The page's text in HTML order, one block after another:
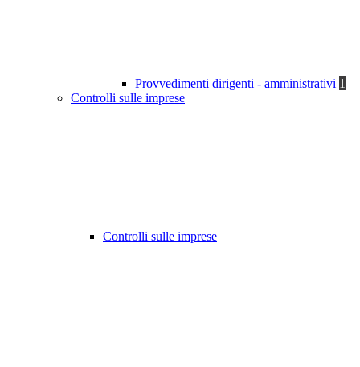
Provvedimenti dirigenti - amministrativi 1
Controlli sulle imprese
Controlli sulle imprese